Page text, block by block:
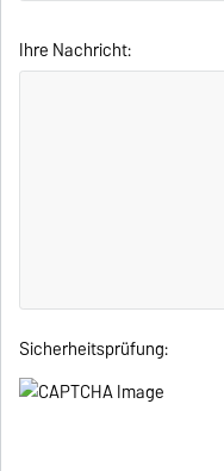
Ihre Nachricht:
Sicherheitsprüfung: